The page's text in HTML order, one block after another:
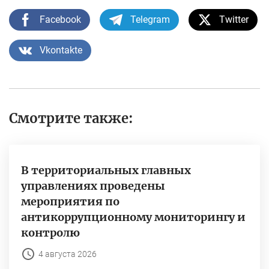
Facebook Telegram Twitter
Vkontakte
Смотрите также:
В территориальных главных
управлениях проведены
мероприятия по
антикоррупционному мониторингу и
контролю
4 августа 2026